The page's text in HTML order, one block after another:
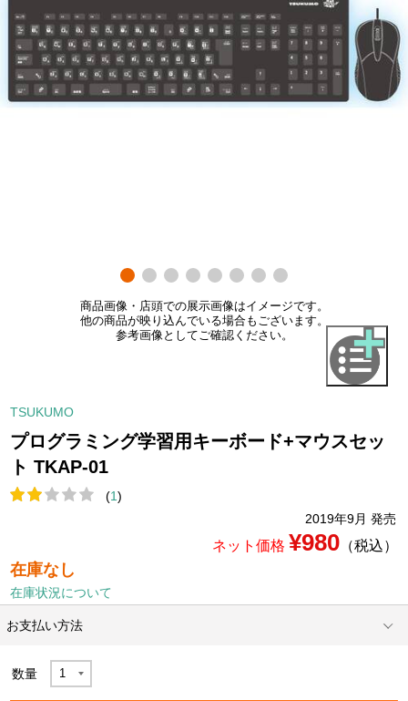
商品画像・店頭での展示画像はイメージです。
他の商品が映り込んでいる場合もございます。
参考画像としてご確認ください。
TSUKUMO
プログラミング学習用キーボード+マウスセッ
ト TKAP-01
(1)
2019年9月 発売
ネット価格 ¥980（税込）
在庫なし
在庫状況について
お支払い方法
数量